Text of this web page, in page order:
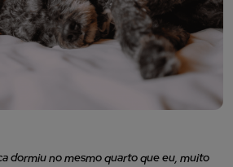
dormiu no mesmo quarto que eu, muito